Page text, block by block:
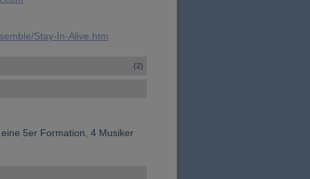
Stay-In-Alive.htm
(2)
5er Formation, 4 Musiker